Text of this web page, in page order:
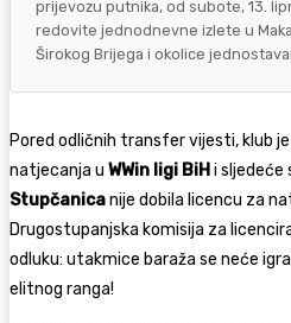
prijevozu putnika, od subote, 13.
redovite jednodnevne izlete u
Širokog Brijega i okolice
Pored odličnih transfer vijesti, klub
natjecanja u WWin ligi BiHi sljedeće
Stupčanicanije dobila licencu za
Drugostupanjska komisija za
odluku: utakmice baraža se neće
elitnog ranga!